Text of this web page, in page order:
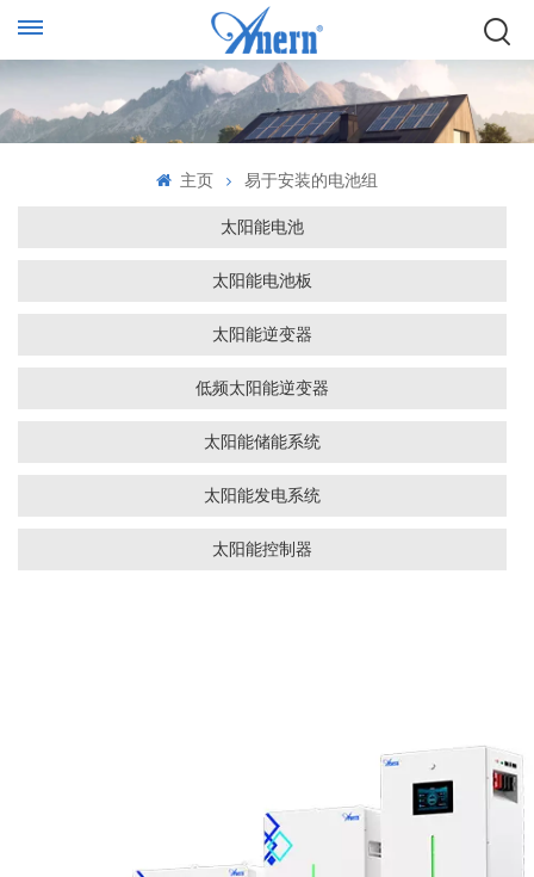
主页 易于安装的电池组
太阳能电池
太阳能电池板
太阳能逆变器
低频太阳能逆变器
太阳能储能系统
太阳能发电系统
太阳能控制器